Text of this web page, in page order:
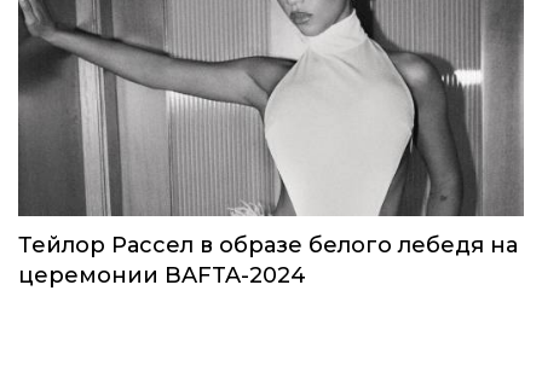
Тейлор Рассел в образе белого лебедя на
церемонии BAFTA-2024